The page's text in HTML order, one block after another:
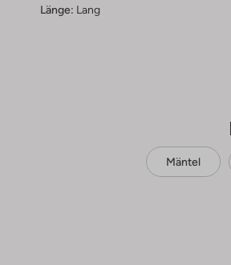
Länge: Lang
Mäntel